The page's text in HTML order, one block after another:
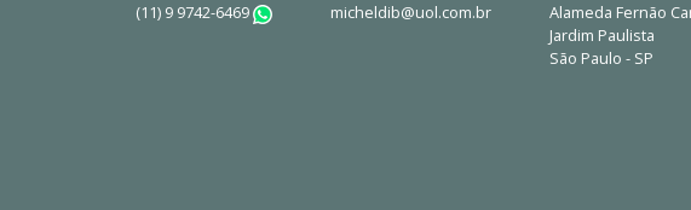
(11) 9 9742-6469 WhatsApp
micheldib@uol.com.br
Alameda Fernão
Jardim Paulista
São Paulo - SP